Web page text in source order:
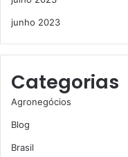
junho 2023
Categorias
Agronegócios
Blog
Brasil